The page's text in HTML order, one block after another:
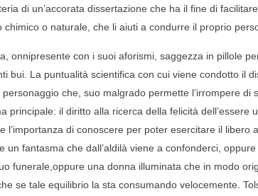
di un’accorata dissertazione che ha il fine di
chimico o naturale, che li aiuti a condurre il proprio
onnipresente con i suoi aforismi, saggezza in pillole
bui. La puntualità scientifica con cui viene condotto il
che, suo malgrado permette l’irrompere di
principale: il diritto alla ricerca della felicità dell’essere
l’importanza di conoscere per poter esercitare il libero
un fantasma che dall’aldilà viene a confonderci,
funerale,oppure una donna illuminata che in modo
se tale equilibrio la sta consumando velocemente.